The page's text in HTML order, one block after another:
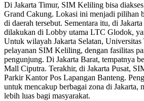
Di Jakarta Timur, SIM Keliling bisa
Grand Cakung. Lokasi ini menjadi pilihan
di daerah tersebut. Sementara itu, di
dilakukan di Lobby utama LTC Glodok,
Untuk wilayah Jakarta Selatan,
pelayanan SIM Keliling, dengan fasilitas
pengunjung. Di Jakarta Barat, tempatnya
Mall Ciputra. Terakhir, di Jakarta Pusat,
Parkir Kantor Pos Lapangan Banteng.
untuk mencakup berbagai zona di Jakarta,
lebih luas bagi masyarakat.